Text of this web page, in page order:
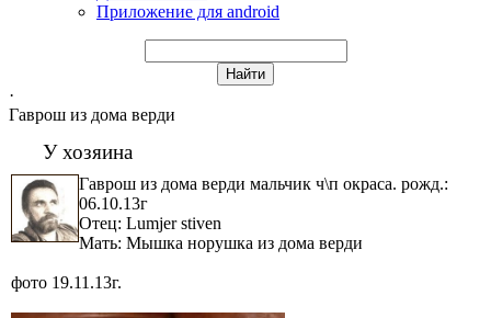
Приложение для android
·
Гаврош из дома верди
У хозяина
Гаврош из дома верди мальчик ч\п окраса. рожд.:
06.10.13г
Отец: Lumjer stiven
Мать: Мышка норушка из дома верди
фото 19.11.13г.